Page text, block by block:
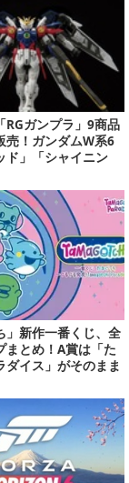
RGガンプラ」9商品
売！ガンダムW系6
ド」「シャイニン
」新作一番くじ、全
まとめ！A賞は「た
ダイス」がそのまま
なったアラームク